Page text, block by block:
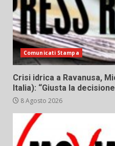
Comunicati Stampa
Crisi idrica a Ravanusa,
Italia): “Giusta la
8 Agosto 2026